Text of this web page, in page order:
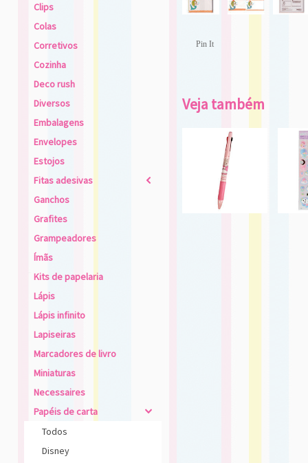
Clips
Colas
Corretivos
Cozinha
Deco rush
Diversos
Embalagens
Envelopes
Estojos
Fitas adesivas
2
Ganchos
Grafites
Grampeadores
Ímãs
Kits de papelaria
Lápis
Lápis infinito
Lapiseiras
Marcadores de livro
Miniaturas
Necessaires
Papéis de carta
4
Todos
Disney
Pin It
Veja também